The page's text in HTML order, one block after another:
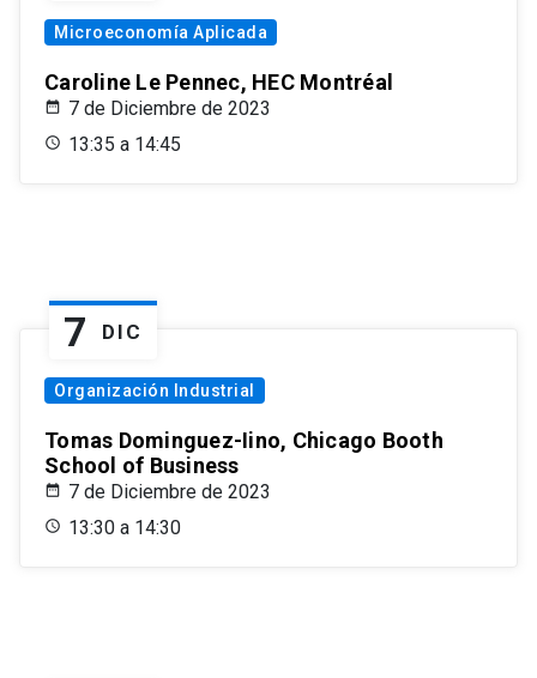
Microeconomía Aplicada
Caroline Le Pennec, HEC Montréal
7 de Diciembre de 2023
13:35 a 14:45
7 DIC
Organización Industrial
Tomas Dominguez-Iino, Chicago Booth
School of Business
7 de Diciembre de 2023
13:30 a 14:30